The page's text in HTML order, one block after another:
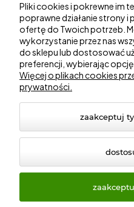
Zakupy
Informacje
Marki
© 2026 ogrod24.com.
Pliki cookies i pokrewne im
poprawne działanie strony
ofertę do Twoich potrzeb.
wykorzystanie przez nas
do sklepu lub dostosować
preferencji, wybierając
Więcej o plikach cookies
prywatności.
zaakceptuj